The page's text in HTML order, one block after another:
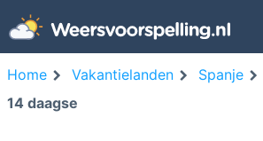
Home Vakantielanden Spanje
14 daagse